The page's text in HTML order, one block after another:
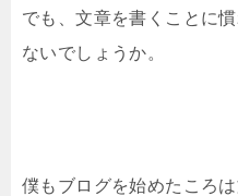
でも、文章を書くことに
ないでしょうか。
僕もブログを始めたころ